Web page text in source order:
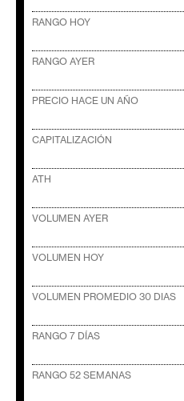
a
o
B
o
n
t
e
RANGO HOY
RANGO AYER
PRECIO HACE UN AÑO
CAPITALIZACIÓN
ATH
VOLUMEN AYER
VOLUMEN HOY
VOLUMEN PROMEDIO 30 DIAS
RANGO 7 DÍAS
RANGO 52 SEMANAS